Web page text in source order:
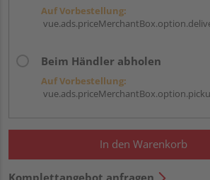
Auf Vorbestellung:
Beim Händler abholen
Auf Vorbestellung:
In den Warenkorb
Komplettangebot anfragen